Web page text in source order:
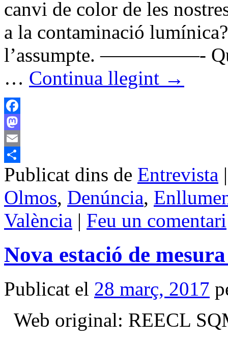
canvi de color de les
a la contaminació
l’assumpte. —————-
… Continua llegint →
Facebook
Mastodon
Email
Comparteix
Publicat dins de Entrevista |
Olmos, Denúncia,
València | Feu un comentari
Nova estació de
Publicat el 28 març, 2017
Web original: REECL